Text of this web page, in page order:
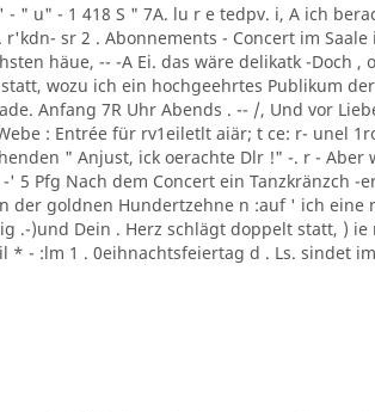
" u" - 1 418 S " 7A. lu r e tedpv. i, A ich
sr 2 . Abonnements - Concert im Saale
häue, -- -A Ei. das wäre delikatk -Doch ,
wozu ich ein hochgeehrtes Publikum
Anfang 7R Uhr Abends . -- /, Und vor
: Entrée für rv1eiletlt aiär; t ce: r- unel
" Anjust, ick oerachte Dlr !" -. r - Aber
5 Pfg Nach dem Concert ein Tanzkränzch -
der goldnen Hundertzehne n :auf ' ich eine
.-)und Dein . Herz schlägt doppelt statt, ) ie
* - :lm 1 . 0eihnachtsfeiertag d . Ls. sindet